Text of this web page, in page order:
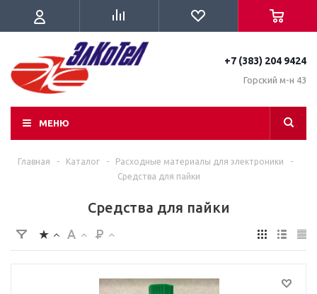
+7 (383) 204 9424
Горский м-н 43
МЕНЮ
Главная - Каталог - Расходные материалы для электроники
-
Средства для пайки
Средства для пайки